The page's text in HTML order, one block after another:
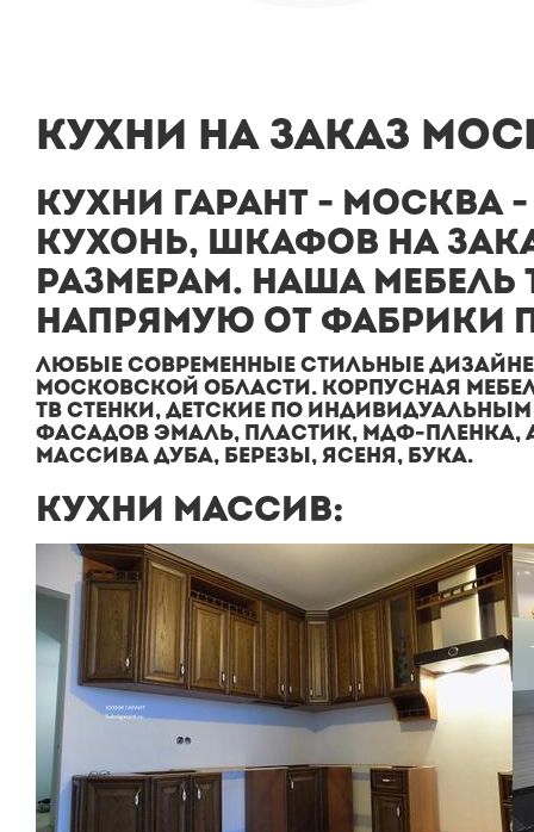
КУХНИ НА ЗАКАЗ
КУХНИ ГАРАНТ -
КУХОНЬ, ШКАФОВ НА
РАЗМЕРАМ. НАША МЕБЕЛЬ
НАПРЯМУЮ ОТ ФАБРИКИ
ЛЮБЫЕ СОВРЕМЕННЫЕ СТИЛЬНЫЕ
МОСКОВСКОЙ ОБЛАСТИ. КОРПУСНАЯ
ТВ СТЕНКИ, ДЕТСКИЕ ПО
ФАСАДОВ ЭМАЛЬ, ПЛАСТИК, МДФ-ПЛЕНКА,
МАССИВА ДУБА, БЕРЕЗЫ, ЯСЕНЯ, БУКА.
КУХНИ МАССИВ: